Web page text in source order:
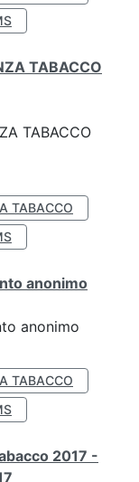
TABACCO
TABACCO
TABACCO
anonimo
anonimo
TABACCO
2017 -